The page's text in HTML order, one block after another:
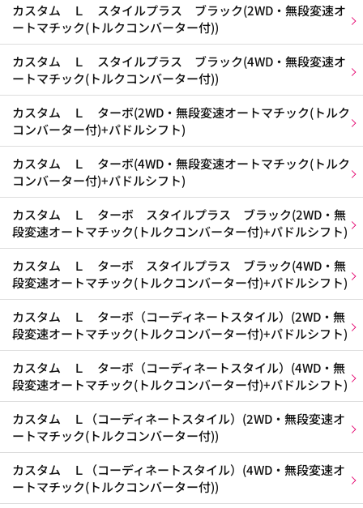
カスタム Ｌ スタイルプラス ブラック(2WD・無段変速オ
ートマチック(トルクコンバーター付))
カスタム Ｌ スタイルプラス ブラック(4WD・無段変速オ
ートマチック(トルクコンバーター付))
カスタム Ｌ ターボ(2WD・無段変速オートマチック(トルク
コンバーター付)+パドルシフト)
カスタム Ｌ ターボ(4WD・無段変速オートマチック(トルク
コンバーター付)+パドルシフト)
カスタム Ｌ ターボ スタイルプラス ブラック(2WD・無
段変速オートマチック(トルクコンバーター付)+パドルシフト)
カスタム Ｌ ターボ スタイルプラス ブラック(4WD・無
段変速オートマチック(トルクコンバーター付)+パドルシフト)
カスタム Ｌ ターボ（コーディネートスタイル）(2WD・無
段変速オートマチック(トルクコンバーター付)+パドルシフト)
カスタム Ｌ ターボ（コーディネートスタイル）(4WD・無
段変速オートマチック(トルクコンバーター付)+パドルシフト)
カスタム Ｌ（コーディネートスタイル）(2WD・無段変速オ
ートマチック(トルクコンバーター付))
カスタム Ｌ（コーディネートスタイル）(4WD・無段変速オ
ートマチック(トルクコンバーター付))